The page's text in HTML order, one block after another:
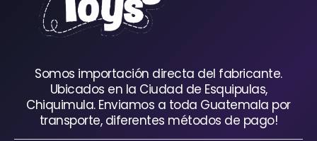
Somos importación directa del fabricante.
Ubicados en la Ciudad de Esquipulas,
Chiquimula. Enviamos a toda Guatemala por
transporte, diferentes métodos de pago!